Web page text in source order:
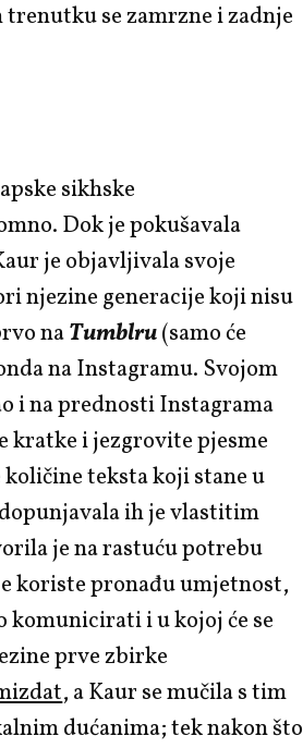
se zamrzne i zadnje
sikhske
Dok je pokušavala
je objavljivala svoje
njezine generacije koji nisu
naTumblru(samo će
na Instagramu. Svojom
i na prednosti Instagrama
kratke i jezgrovite pjesme
teksta koji stane u
ih je vlastitim
je na rastuću potrebu
koriste pronađu umjetnost,
komunicirati i u kojoj će se
prve zbirke
, a Kaur se mučila s tim
dućanima; tek nakon što